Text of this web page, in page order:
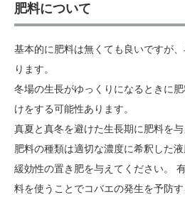
肥料について
基本的に肥料は無くても良いですが
ります。
冬場の生長がゆっくりになるときに
けをする可能性あります。
真夏と真冬を避けた生長期に肥料を与
肥料の種類は適切な濃度に希釈した
緩効性の置き肥を与えてください。
料を使うことでコバエの発生を予防す